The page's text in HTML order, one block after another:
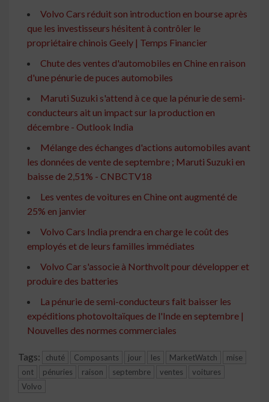
Volvo Cars réduit son introduction en bourse après
que les investisseurs hésitent à contrôler le
propriétaire chinois Geely | Temps Financier
Chute des ventes d'automobiles en Chine en raison
d'une pénurie de puces automobiles
Maruti Suzuki s'attend à ce que la pénurie de semi-
conducteurs ait un impact sur la production en
décembre - Outlook India
Mélange des échanges d'actions automobiles avant
les données de vente de septembre ; Maruti Suzuki en
baisse de 2,51% - CNBCTV18
Les ventes de voitures en Chine ont augmenté de
25% en janvier
Volvo Cars India prendra en charge le coût des
employés et de leurs familles immédiates
Volvo Car s'associe à Northvolt pour développer et
produire des batteries
La pénurie de semi-conducteurs fait baisser les
expéditions photovoltaïques de l'Inde en septembre |
Nouvelles des normes commerciales
Tags: chuté Composants jour les MarketWatch
mise
ont
pénuries raison septembre ventes
voitures
Volvo